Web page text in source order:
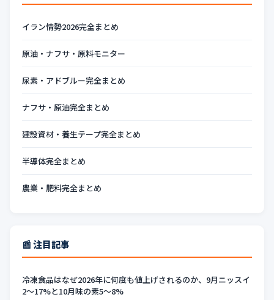
イラン情勢2026完全まとめ
原油・ナフサ・原料モニター
尿素・アドブルー完全まとめ
ナフサ・原油完全まとめ
建設資材・養生テープ完全まとめ
半導体完全まとめ
農業・肥料完全まとめ
📰 注目記事
冷凍食品はなぜ2026年に何度も値上げされるのか、9月ニッスイ
2〜17%と10月味の素5〜8%